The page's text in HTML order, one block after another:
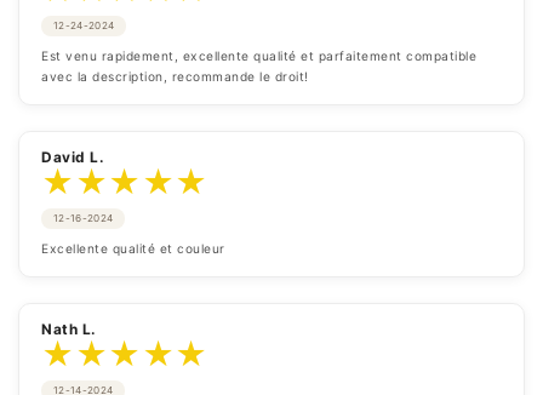
12-24-2024
Est venu rapidement, excellente qualité et parfaitement compatible
avec la description, recommande le droit!
David L.
★★★★★
12-16-2024
Excellente qualité et couleur
Nath L.
★★★★★
12-14-2024